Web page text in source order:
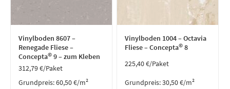
Vinylboden 8607 –
Renegade Fliese –
Concepta© 9 – zum Kleben
312,79€/Paket
Grundpreis:60,50€/m²
Vinylboden 1004 – Octavia
Fliese – Concepta© 8
225,40€/Paket
Grundpreis:30,50€/m²